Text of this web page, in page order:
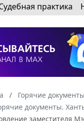
практика
Горячие документы
документы.
заместителя